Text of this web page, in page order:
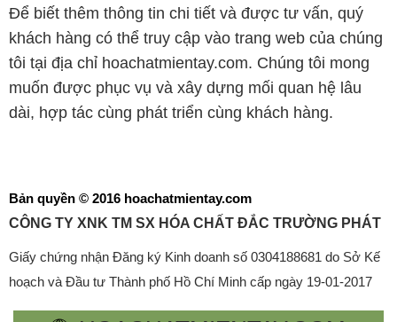
Để biết thêm thông tin chi tiết và được tư vấn, quý
khách hàng có thể truy cập vào trang web của chúng
tôi tại địa chỉ hoachatmientay.com. Chúng tôi mong
muốn được phục vụ và xây dựng mối quan hệ lâu
dài, hợp tác cùng phát triển cùng khách hàng.
Bản quyền © 2016 hoachatmientay.com
CÔNG TY XNK TM SX HÓA CHẤT ĐẮC TRƯỜNG PHÁT
Giấy chứng nhận Đăng ký Kinh doanh số 0304188681 do Sở Kế
hoạch và Đầu tư Thành phố Hồ Chí Minh cấp ngày 19-01-2017